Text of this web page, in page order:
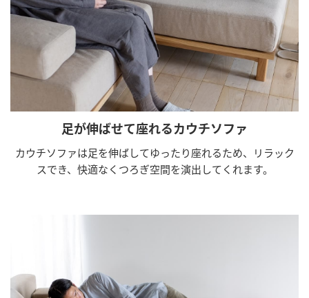
足が伸ばせて座れるカウチソファ
カウチソファは足を伸ばしてゆったり座れるため、リラック
スでき、快適なくつろぎ空間を演出してくれます。